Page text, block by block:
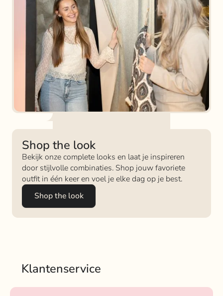
Shop the look
Bekijk onze complete looks en laat je inspireren
door stijlvolle combinaties. Shop jouw favoriete
outfit in één keer en voel je elke dag op je best.
Shop the look
Klantenservice